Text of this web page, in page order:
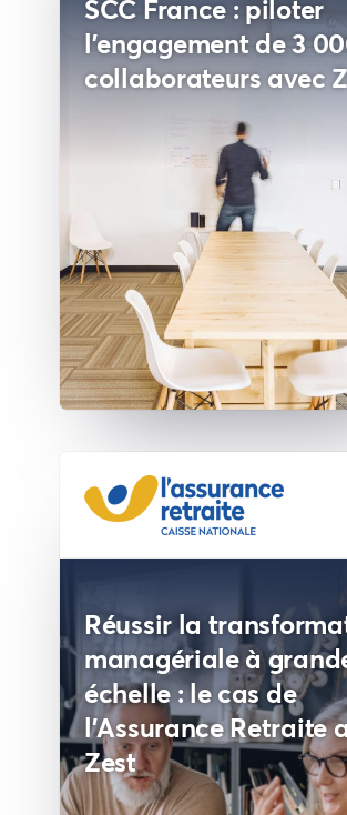
SCC France : piloter
l'engagement de 3
collaborateurs avec
Réussir la
managériale à
échelle : le cas de
l’Assurance Retraite
Zest